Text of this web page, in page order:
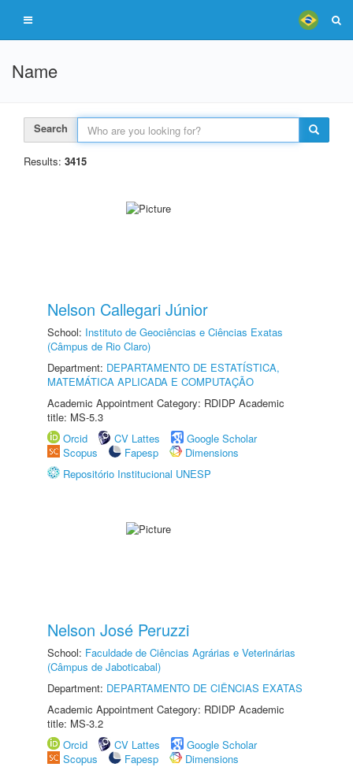
Name
Search
Results: 3415
Nelson Callegari Júnior
School: Instituto de Geociências e Ciências Exatas
(Câmpus de Rio Claro)
Department: DEPARTAMENTO DE ESTATÍSTICA,
MATEMÁTICA APLICADA E COMPUTAÇÃO
Academic Appointment Category: RDIDP Academic
title: MS-5.3
Orcid
CV Lattes
Google Scholar
Scopus
Fapesp
Dimensions
Repositório Institucional UNESP
Nelson José Peruzzi
School: Faculdade de Ciências Agrárias e Veterinárias
(Câmpus de Jaboticabal)
Department: DEPARTAMENTO DE CIÊNCIAS EXATAS
Academic Appointment Category: RDIDP Academic
title: MS-3.2
Orcid
CV Lattes
Google Scholar
Scopus
Fapesp
Dimensions